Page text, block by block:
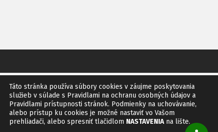
GDPR SITEMAP RSS
© 2011 Obec Bíňovce
Vytvoril:IMFDesign
Táto stránka používa súbory cookies v záujme poskytovania
služieb v súlade s Pravidlami na ochranu osobných údajov a
Pravidlami prístupnosti stránok. Podmienky na uchovávanie,
alebo prístup ku cookies je možné nastaviť vo Vašom
prehliadači, alebo spresniť tlačidlom NASTAVENIAna lište.